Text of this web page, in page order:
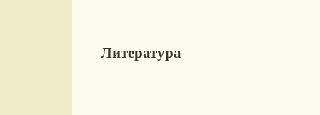
Литература